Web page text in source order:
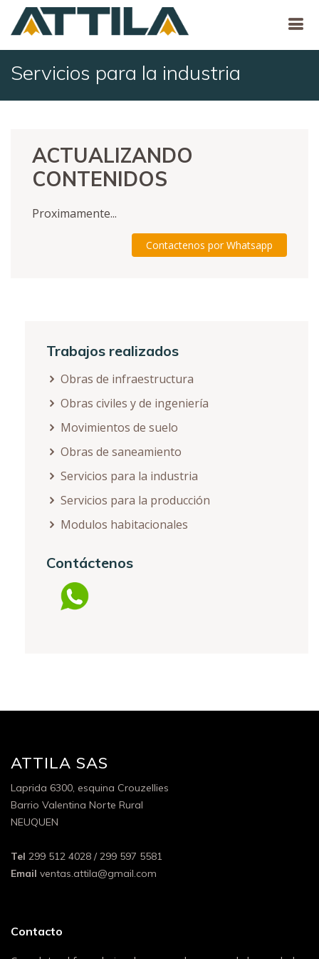
Servicios para la industria
ACTUALIZANDO
CONTENIDOS
Proximamente...
Contactenos por Whatsapp
Trabajos realizados
Obras de infraestructura
Obras civiles y de ingeniería
Movimientos de suelo
Obras de saneamiento
Servicios para la industria
Servicios para la producción
Modulos habitacionales
Contáctenos
ATTILA SAS
Laprida 6300, esquina Crouzellies
Barrio Valentina Norte Rural
NEUQUEN
Tel 299 512 4028 / 299 597 5581
Email ventas.attila@gmail.com
Contacto